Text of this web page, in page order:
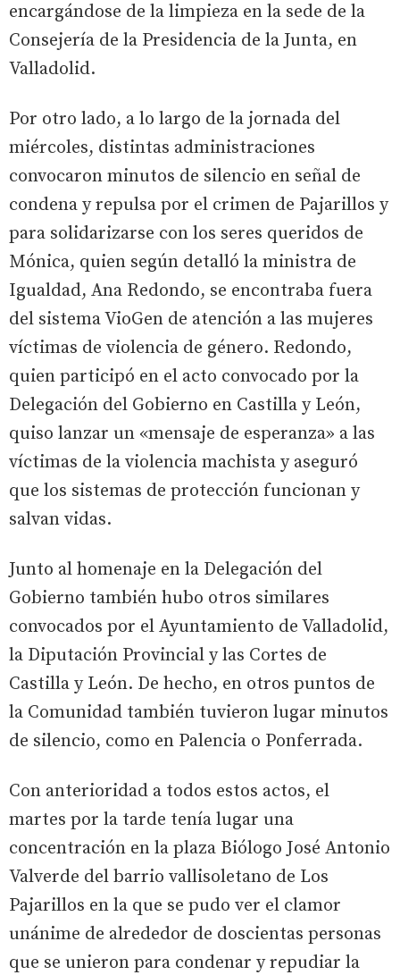
encargándose de la limpieza en la sede de la
Consejería de la Presidencia de la Junta, en
Valladolid.
Por otro lado, a lo largo de la jornada del
miércoles, distintas administraciones
convocaron minutos de silencio en señal de
condena y repulsa por el crimen de Pajarillos y
para solidarizarse con los seres queridos de
Mónica, quien según detalló la ministra de
Igualdad, Ana Redondo, se encontraba fuera
del sistema VioGen de atención a las mujeres
víctimas de violencia de género. Redondo,
quien participó en el acto convocado por la
Delegación del Gobierno en Castilla y León,
quiso lanzar un «mensaje de esperanza» a las
víctimas de la violencia machista y aseguró
que los sistemas de protección funcionan y
salvan vidas.
Junto al homenaje en la Delegación del
Gobierno también hubo otros similares
convocados por el Ayuntamiento de Valladolid,
la Diputación Provincial y las Cortes de
Castilla y León. De hecho, en otros puntos de
la Comunidad también tuvieron lugar minutos
de silencio, como en Palencia o Ponferrada.
Con anterioridad a todos estos actos, el
martes por la tarde tenía lugar una
concentración en la plaza Biólogo José Antonio
Valverde del barrio vallisoletano de Los
Pajarillos en la que se pudo ver el clamor
unánime de alrededor de doscientas personas
que se unieron para condenar y repudiar la